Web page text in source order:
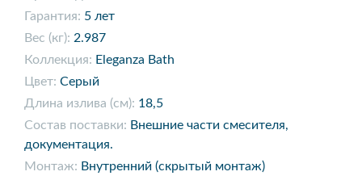
Гарантия: 5 лет
Вес (кг): 2.987
Коллекция: Eleganza Bath
Цвет: Серый
Длина излива (см): 18,5
Состав поставки: Внешние части смесителя,
документация.
Монтаж: Внутренний (скрытый монтаж)